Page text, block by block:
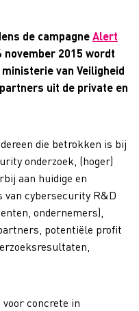
de campagneAlert
november 2015 wordt
van Veiligheid
uit de private en
die betrokken is bij
onderzoek, (hoger)
aan huidige en
cybersecurity R&D
ondernemers),
potentiële profit
concrete in